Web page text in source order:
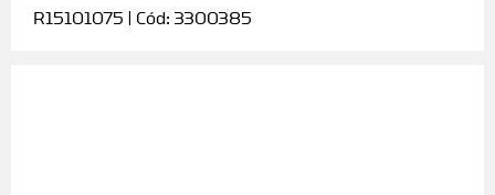
R15101075 | Cód: 3300385